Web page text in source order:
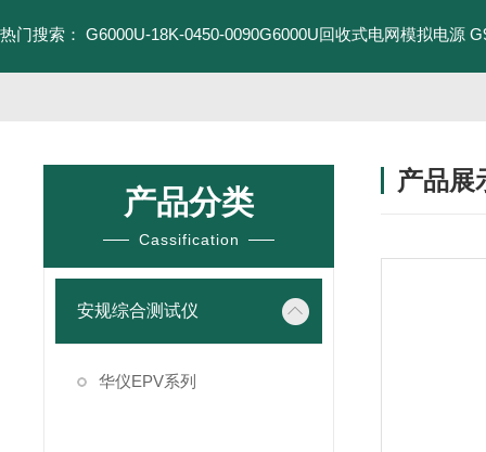
热门搜索： G6000U-18K-0450-0090G6000U回收式电网模拟电源
产品分类
Cassification
安规综合测试仪
华仪EPV系列
产品展